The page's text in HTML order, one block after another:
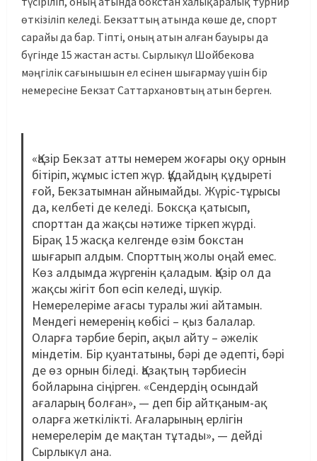
өткізіліп келеді. Бекзаттың атында көше де, спорт
сарайы да бар. Тіпті, оның атын алған бауыры да
бүгінде 15 жастан асты. Сырлыкүл Шойбекова
мәңгілік сағынышын ел есінен шығармау үшін бір
немересіне Бекзат Саттархановтың атын берген.
«Қазір Бекзат атты немерем жоғары оқу орнын
бітіріп, жұмыс істеп жүр. Құдайдың құдыреті
ғой, Бекзатымнан айнымайды. Жүріс-тұрысы
да, келбеті де келеді. Боксқа қатысып,
спорттан да жақсы нәтиже тіркеп жүрді.
Бірақ 15 жасқа келгенде өзім бокстан
шығарып алдым. Спорттың жолы оңай емес.
Көз алдымда жүргенін қаладым. Қазір ол да
жақсы жігіт боп өсіп келеді, шүкір.
Немерелеріме ағасы туралы жиі айтамын.
Мендегі немеренің көбісі – қыз балалар.
Оларға тәрбие беріп, ақыл айту – әжелік
міндетім. Бір қуантатыны, бәрі де әдепті, бәрі
де өз орнын біледі. Қазақтың тәрбиесін
бойларына сіңірген. «Сендердің осындай
ағаларың болған», — деп бір айтқаным-ақ
оларға жеткілікті. Ағаларының ерлігін
немерелерім де мақтан тұтады», — дейді
Сырлыкүл ана.